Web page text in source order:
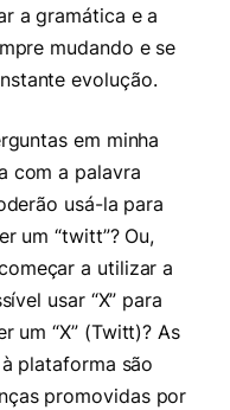
a gramática e a
mudando e se
evolução.
em minha
com a palavra
usá-la para
um “twitt”? Ou,
a utilizar a
usar “X” para
um “X” (Twitt)? As
plataforma são
promovidas por